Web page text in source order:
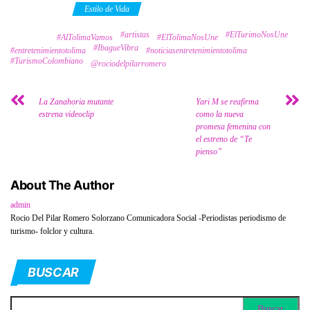
Estilo de Vida
#AlTolimaVamos #artistas #ElTolimaNosUne
#ElTurimoNosUne
#entretenimientotolima
#IbagueVibra
#noticiasentretenimientotolima
#TurismoColombiano
@rociodelpilarromero
La Zanahoria mutante
estrena videoclip
Yari M se reafirma
como la nueva
promesa femenina con
el estreno de “Te
pienso”
About The Author
admin
Rocio Del Pilar Romero Solorzano Comunicadora Social -Periodistas periodismo de
turismo- folclor y cultura.
BUSCAR